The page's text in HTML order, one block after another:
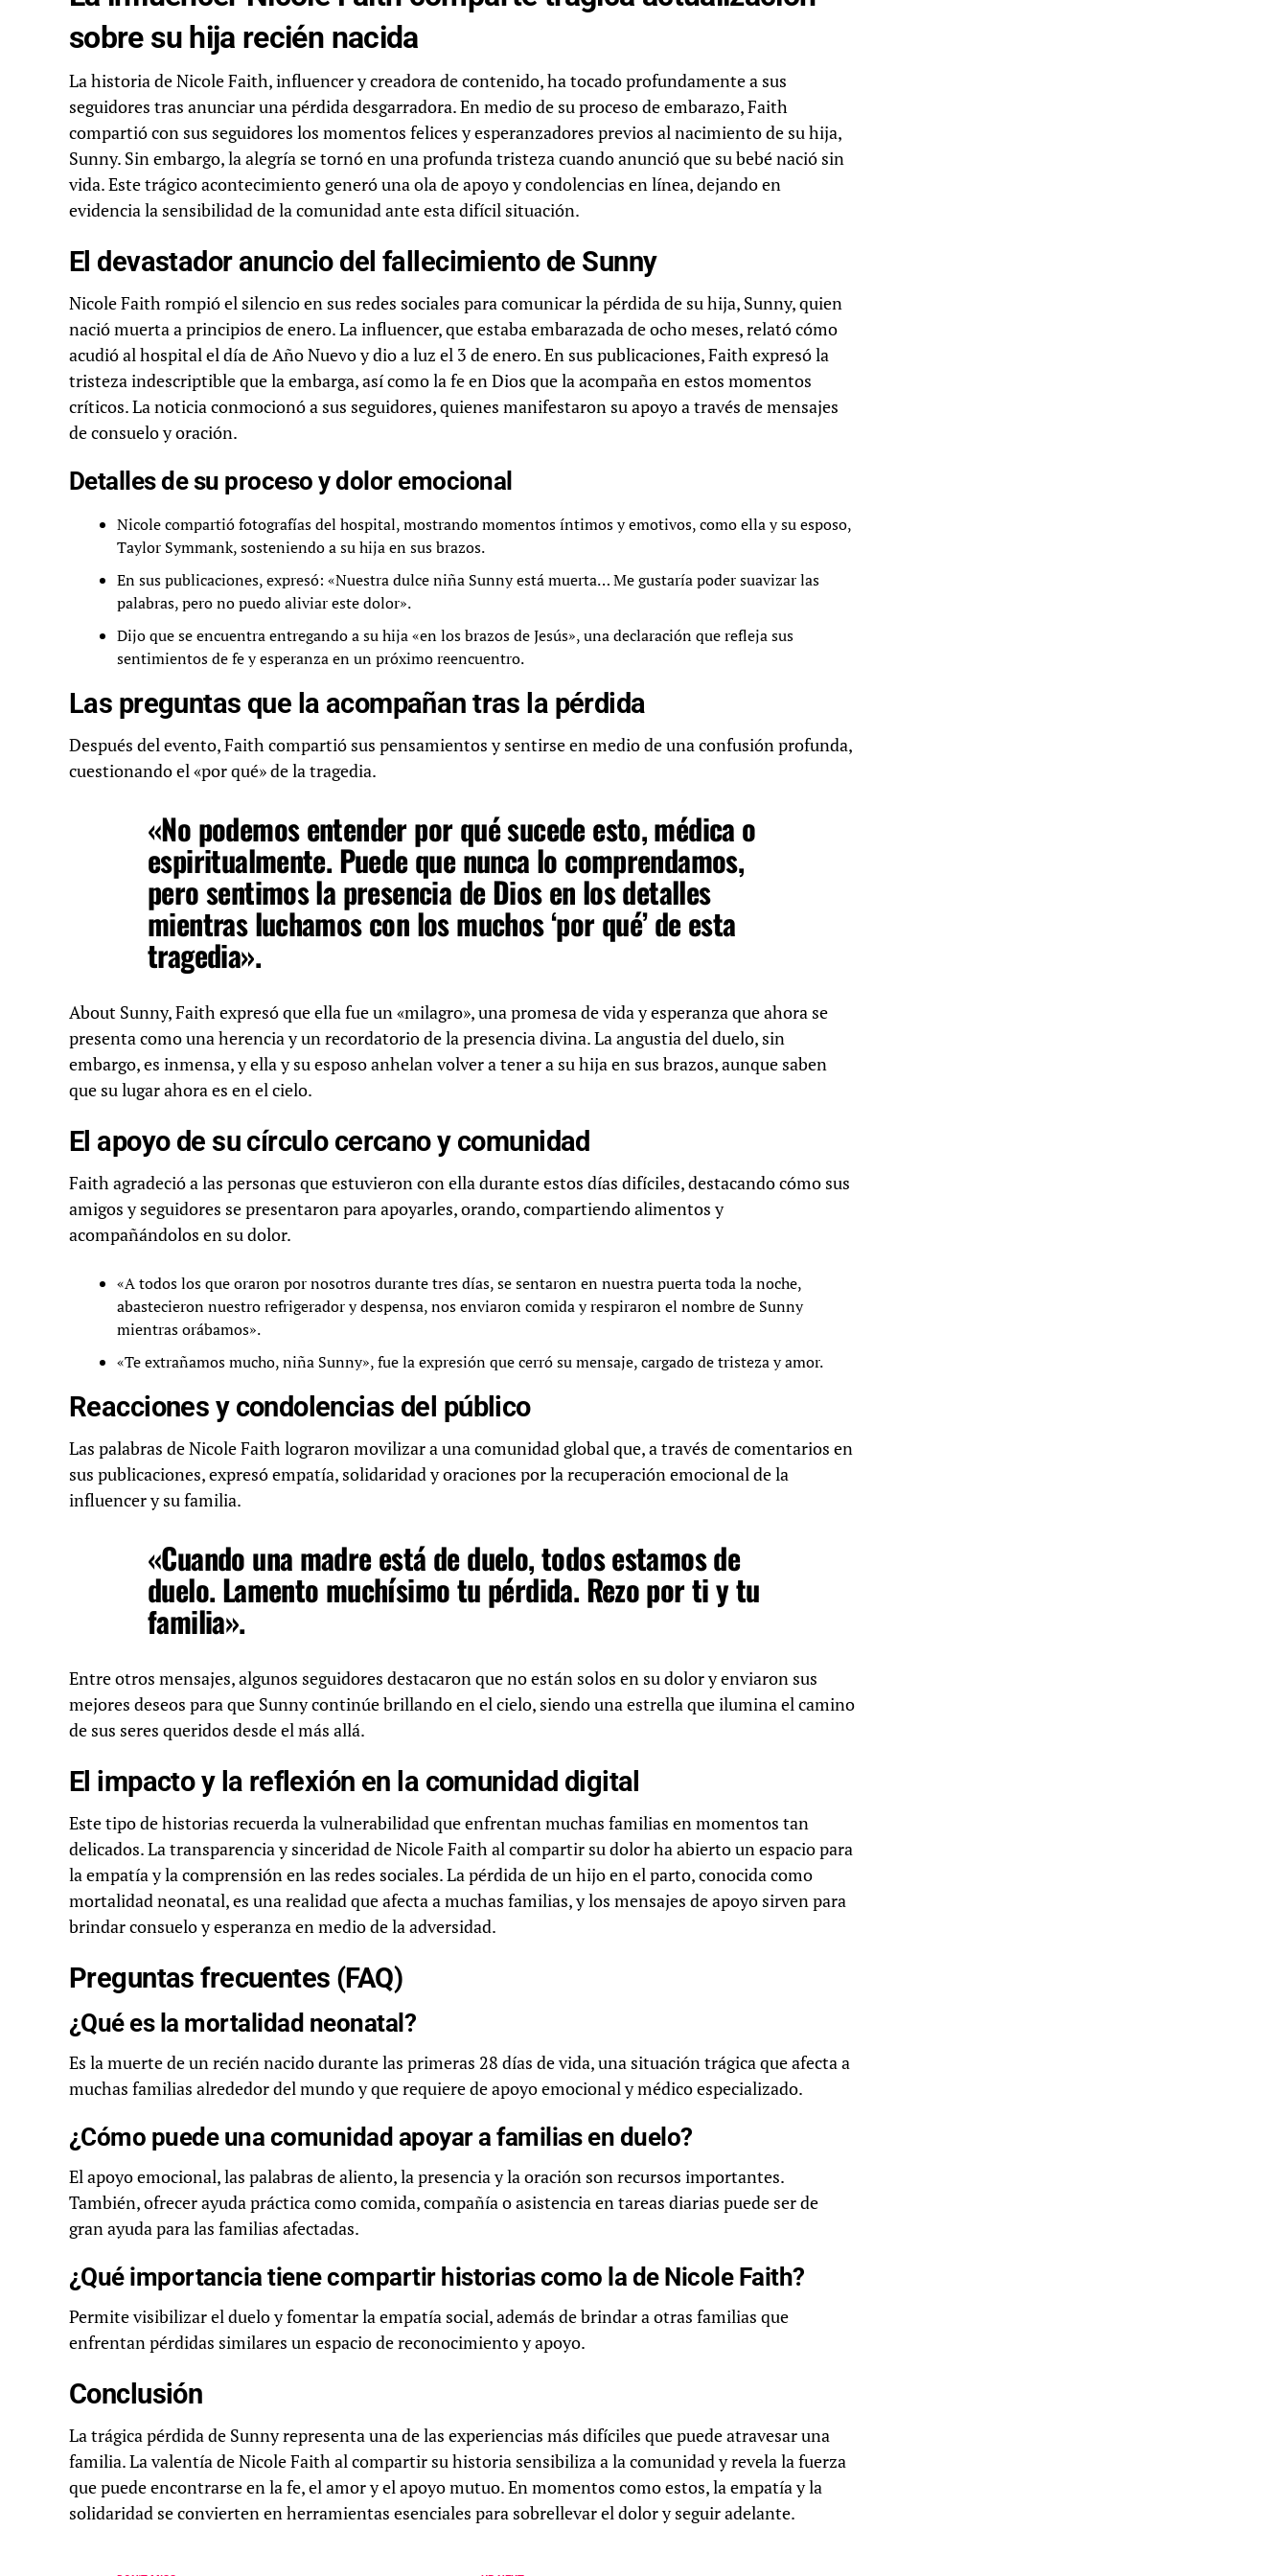
sobre su hija recién nacida
La historia de Nicole Faith, influencer y creadora de contenido, ha tocado profundamente a sus
seguidores tras anunciar una pérdida desgarradora. En medio de su proceso de embarazo, Faith
compartió con sus seguidores los momentos felices y esperanzadores previos al nacimiento de su hija,
Sunny. Sin embargo, la alegría se tornó en una profunda tristeza cuando anunció que su bebé nació sin
vida. Este trágico acontecimiento generó una ola de apoyo y condolencias en línea, dejando en
evidencia la sensibilidad de la comunidad ante esta difícil situación.
El devastador anuncio del fallecimiento de Sunny
Nicole Faith rompió el silencio en sus redes sociales para comunicar la pérdida de su hija, Sunny, quien
nació muerta a principios de enero. La influencer, que estaba embarazada de ocho meses, relató cómo
acudió al hospital el día de Año Nuevo y dio a luz el 3 de enero. En sus publicaciones, Faith expresó la
tristeza indescriptible que la embarga, así como la fe en Dios que la acompaña en estos momentos
críticos. La noticia conmocionó a sus seguidores, quienes manifestaron su apoyo a través de mensajes
de consuelo y oración.
Detalles de su proceso y dolor emocional
Nicole compartió fotografías del hospital, mostrando momentos íntimos y emotivos, como ella y su esposo,
Taylor Symmank, sosteniendo a su hija en sus brazos.
En sus publicaciones, expresó: «Nuestra dulce niña Sunny está muerta… Me gustaría poder suavizar las
palabras, pero no puedo aliviar este dolor».
Dijo que se encuentra entregando a su hija «en los brazos de Jesús», una declaración que refleja sus
sentimientos de fe y esperanza en un próximo reencuentro.
Las preguntas que la acompañan tras la pérdida
Después del evento, Faith compartió sus pensamientos y sentirse en medio de una confusión profunda,
cuestionando el «por qué» de la tragedia.
«No podemos entender por qué sucede esto, médica o
espiritualmente. Puede que nunca lo comprendamos,
pero sentimos la presencia de Dios en los detalles
mientras luchamos con los muchos ‘por qué’ de esta
tragedia».
About Sunny, Faith expresó que ella fue un «milagro», una promesa de vida y esperanza que ahora se
presenta como una herencia y un recordatorio de la presencia divina. La angustia del duelo, sin
embargo, es inmensa, y ella y su esposo anhelan volver a tener a su hija en sus brazos, aunque saben
que su lugar ahora es en el cielo.
El apoyo de su círculo cercano y comunidad
Faith agradeció a las personas que estuvieron con ella durante estos días difíciles, destacando cómo sus
amigos y seguidores se presentaron para apoyarles, orando, compartiendo alimentos y
acompañándolos en su dolor.
«A todos los que oraron por nosotros durante tres días, se sentaron en nuestra puerta toda la noche,
abastecieron nuestro refrigerador y despensa, nos enviaron comida y respiraron el nombre de Sunny
mientras orábamos».
«Te extrañamos mucho, niña Sunny», fue la expresión que cerró su mensaje, cargado de tristeza y amor.
Reacciones y condolencias del público
Las palabras de Nicole Faith lograron movilizar a una comunidad global que, a través de comentarios en
sus publicaciones, expresó empatía, solidaridad y oraciones por la recuperación emocional de la
influencer y su familia.
«Cuando una madre está de duelo, todos estamos de
duelo. Lamento muchísimo tu pérdida. Rezo por ti y tu
familia».
Entre otros mensajes, algunos seguidores destacaron que no están solos en su dolor y enviaron sus
mejores deseos para que Sunny continúe brillando en el cielo, siendo una estrella que ilumina el camino
de sus seres queridos desde el más allá.
El impacto y la reflexión en la comunidad digital
Este tipo de historias recuerda la vulnerabilidad que enfrentan muchas familias en momentos tan
delicados. La transparencia y sinceridad de Nicole Faith al compartir su dolor ha abierto un espacio para
la empatía y la comprensión en las redes sociales. La pérdida de un hijo en el parto, conocida como
mortalidad neonatal, es una realidad que afecta a muchas familias, y los mensajes de apoyo sirven para
brindar consuelo y esperanza en medio de la adversidad.
Preguntas frecuentes (FAQ)
¿Qué es la mortalidad neonatal?
Es la muerte de un recién nacido durante las primeras 28 días de vida, una situación trágica que afecta a
muchas familias alrededor del mundo y que requiere de apoyo emocional y médico especializado.
¿Cómo puede una comunidad apoyar a familias en duelo?
El apoyo emocional, las palabras de aliento, la presencia y la oración son recursos importantes.
También, ofrecer ayuda práctica como comida, compañía o asistencia en tareas diarias puede ser de
gran ayuda para las familias afectadas.
¿Qué importancia tiene compartir historias como la de Nicole Faith?
Permite visibilizar el duelo y fomentar la empatía social, además de brindar a otras familias que
enfrentan pérdidas similares un espacio de reconocimiento y apoyo.
Conclusión
La trágica pérdida de Sunny representa una de las experiencias más difíciles que puede atravesar una
familia. La valentía de Nicole Faith al compartir su historia sensibiliza a la comunidad y revela la fuerza
que puede encontrarse en la fe, el amor y el apoyo mutuo. En momentos como estos, la empatía y la
solidaridad se convierten en herramientas esenciales para sobrellevar el dolor y seguir adelante.